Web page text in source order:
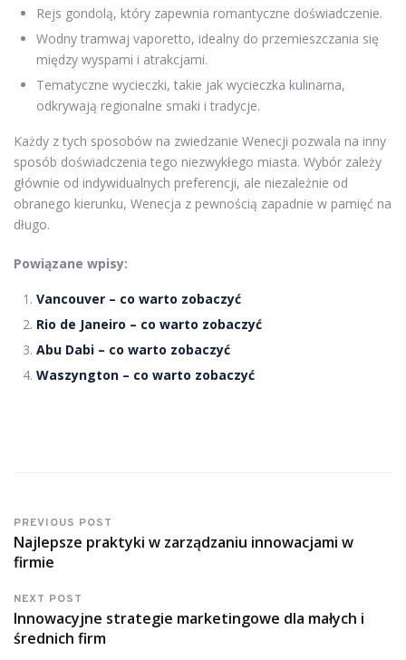
Rejs gondolą, który zapewnia romantyczne doświadczenie.
Wodny tramwaj vaporetto, idealny do przemieszczania się
między wyspami i atrakcjami.
Tematyczne wycieczki, takie jak wycieczka kulinarna,
odkrywają regionalne smaki i tradycje.
Każdy z tych sposobów na zwiedzanie Wenecji pozwala na inny
sposób doświadczenia tego niezwykłego miasta. Wybór zależy
głównie od indywidualnych preferencji, ale niezależnie od
obranego kierunku, Wenecja z pewnością zapadnie w pamięć na
długo.
Powiązane wpisy:
Vancouver – co warto zobaczyć
Rio de Janeiro – co warto zobaczyć
Abu Dabi – co warto zobaczyć
Waszyngton – co warto zobaczyć
PREVIOUS POST
Najlepsze praktyki w zarządzaniu innowacjami w
firmie
NEXT POST
Innowacyjne strategie marketingowe dla małych i
średnich firm